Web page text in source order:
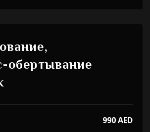
обертывание
990 AED